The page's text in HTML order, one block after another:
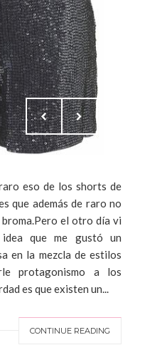
eso de los shorts de
que además de raro no
el otro día vi
que me gustó un
en la mezcla de estilos
protagonismo a los
es que existen un...
CONTINUE READING